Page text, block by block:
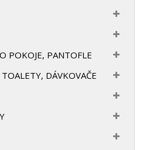
POKOJE, PANTOFLE
DÁVKOVAČE